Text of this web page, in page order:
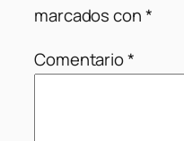
marcados con*
Comentario*